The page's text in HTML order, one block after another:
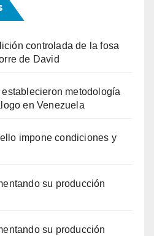
controlada de la fosa
de David
metodología
en Venezuela
impone condiciones y
su producción
su producción